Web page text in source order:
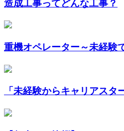
造成工事ってどんな工事？
重機オペレーター～未経験
「未経験からキャリアス